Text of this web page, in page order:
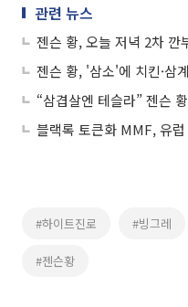
관련 뉴스
젠슨 황, 오늘 저녁 2차
젠슨 황, '삼소'에 치킨·
블랙록 토큰화 MMF, 유럽
#하이트진로 #빙그레
#젠슨황